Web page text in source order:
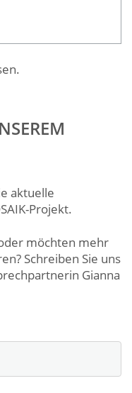
aktuelle
Projekt.
möchten mehr
Schreiben Sie uns
Gianna